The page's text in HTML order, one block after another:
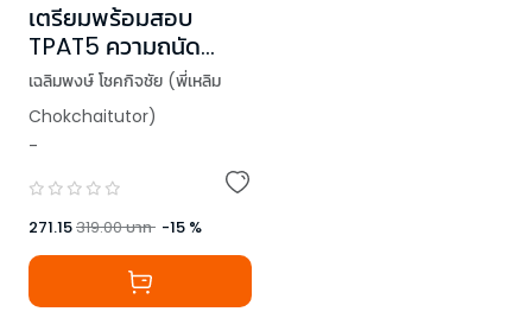
เตรียมพร้อมสอบ
TPAT5 ความถนัด
ครุศาสตร์-ศึกษา
ศาสตร์
เฉลิมพงษ์ โชคกิจชัย (พี่เหลิม
Chokchaitutor)
-
271.15319.00บาท -15 %